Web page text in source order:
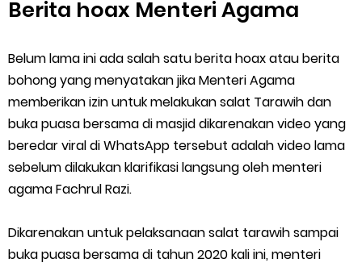
Berita hoax Menteri Agama
Belum lama ini ada salah satu berita hoax atau berita
bohong yang menyatakan jika Menteri Agama
memberikan izin untuk melakukan salat Tarawih dan
buka puasa bersama di masjid dikarenakan video yang
beredar viral di WhatsApp tersebut adalah video lama
sebelum dilakukan klarifikasi langsung oleh menteri
agama Fachrul Razi.
Dikarenakan untuk pelaksanaan salat tarawih sampai
buka puasa bersama di tahun 2020 kali ini, menteri